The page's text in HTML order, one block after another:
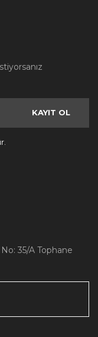
KAYIT OL
35/A Tophane